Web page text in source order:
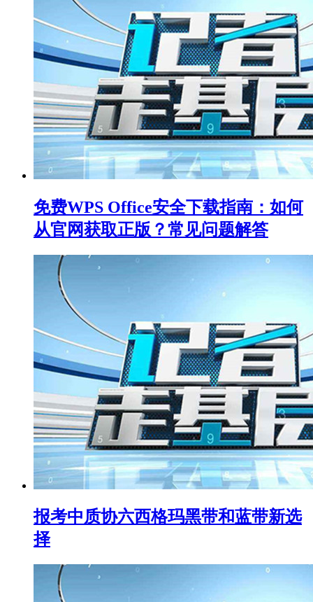
免费WPS Office安全下载指南：如何
从官网获取正版？常见问题解答
报考中质协六西格玛黑带和蓝带新选
择